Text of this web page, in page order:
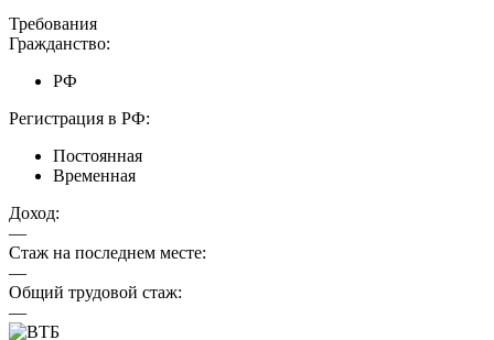
Требования
Гражданство:
РФ
Регистрация в РФ:
Постоянная
Временная
Доход:
—
Стаж на последнем месте:
—
Общий трудовой стаж:
—